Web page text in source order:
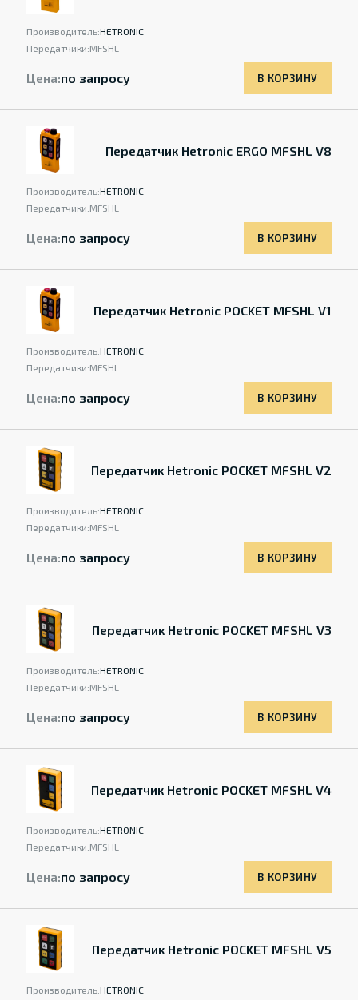
Производитель:HETRONIC
Передатчики:MFSHL
Цена:по запросу В КОРЗИНУ
Передатчик Hetronic ERGO MFSHL V8
Производитель:HETRONIC
Передатчики:MFSHL
Цена:по запросу В КОРЗИНУ
Передатчик Hetronic POCKET MFSHL V1
Производитель:HETRONIC
Передатчики:MFSHL
Цена:по запросу В КОРЗИНУ
Передатчик Hetronic POCKET MFSHL V2
Производитель:HETRONIC
Передатчики:MFSHL
Цена:по запросу В КОРЗИНУ
Передатчик Hetronic POCKET MFSHL V3
Производитель:HETRONIC
Передатчики:MFSHL
Цена:по запросу В КОРЗИНУ
Передатчик Hetronic POCKET MFSHL V4
Производитель:HETRONIC
Передатчики:MFSHL
Цена:по запросу В КОРЗИНУ
Передатчик Hetronic POCKET MFSHL V5
Производитель:HETRONIC